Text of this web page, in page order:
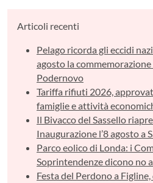
Articoli recenti
Pelago ricorda gli eccidi
agosto la
Podernovo
Tariffa rifiuti 2026,
famiglie e attività
Il Bivacco del Sassello
Inaugurazione l’8 agosto a
Parco eolico di Londa: i
Soprintendenze dicono no
Festa del Perdono a